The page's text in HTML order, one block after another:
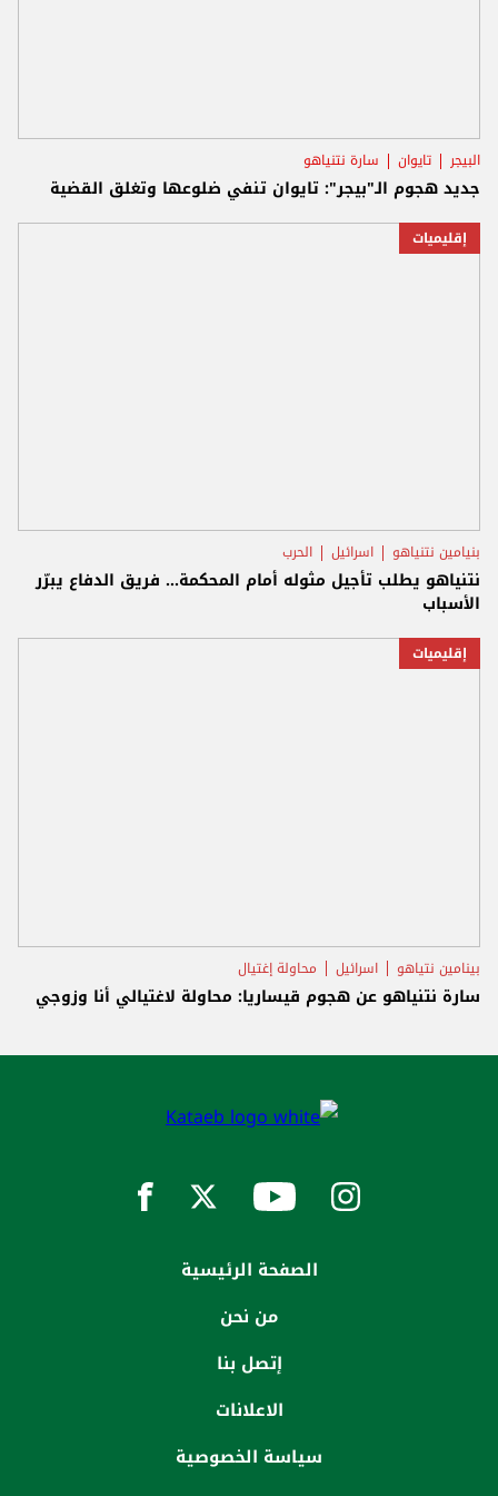
البيجر تايوان سارة نتنياهو
جديد هجوم الـ"بيجر": تايوان تنفي ضلوعها وتغلق القضية
إقليميات
بنيامين نتنياهو اسرائيل الحرب
نتنياهو يطلب تأجيل مثوله أمام المحكمة... فريق الدفاع يبرّر
الأسباب
إقليميات
بينامين نتياهو اسرائيل محاولة إغتيال
سارة نتنياهو عن هجوم قيساريا: محاولة لاغتيالي أنا وزوجي
الصفحة الرئيسية
من نحن
إتصل بنا
الاعلانات
سياسة الخصوصية